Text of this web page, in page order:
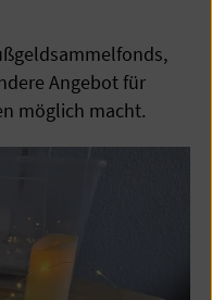
Angebot für
möglich macht.